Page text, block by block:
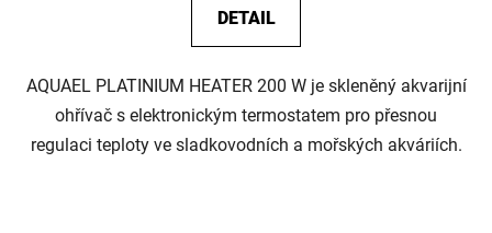
DETAIL
AQUAEL PLATINIUM HEATER 200 W je skleněný akvarijní
ohřívač s elektronickým termostatem pro přesnou
regulaci teploty ve sladkovodních a mořských akváriích.